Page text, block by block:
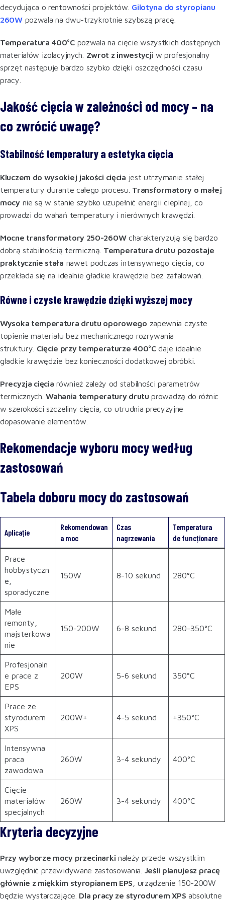
decydująca o rentowności projektów. Gilotyna do styropianu
260Wpozwala na dwu-trzykrotnie szybszą pracę.
Temperatura 400°Cpozwala na cięcie wszystkich dostępnych
materiałów izolacyjnych. Zwrot z inwestycji w profesjonalny
sprzęt następuje bardzo szybko dzięki oszczędności czasu
pracy.
Jakość cięcia w zależności od mocy – na
co zwrócić uwagę?
Stabilność temperatury a estetyka cięcia
Kluczem do wysokiej jakości cięcia jest utrzymanie stałej
temperatury durante całego procesu. Transformatory o małej
mocynie są w stanie szybko uzupełnić energii cieplnej, co
prowadzi do wahań temperatury i nierównych krawędzi.
Mocne transformatory 250-260Wcharakteryzują się bardzo
dobrą stabilnością termiczną. Temperatura drutu pozostaje
praktycznie stała nawet podczas intensywnego cięcia, co
przekłada się na idealnie gładkie krawędzie bez zafalowań.
Równe i czyste krawędzie dzięki wyższej mocy
Wysoka temperatura drutu oporowego zapewnia czyste
topienie materiału bez mechanicznego rozrywania
struktury. Cięcie przy temperaturze 400°Cdaje idealnie
gładkie krawędzie bez konieczności dodatkowej obróbki.
Precyzja cięcia również zależy od stabilności parametrów
termicznych.Wahania temperatury drutu prowadzą do różnic
w szerokości szczeliny cięcia, co utrudnia precyzyjne
dopasowanie elementów.
Rekomendacje wyboru mocy według
zastosowań
Tabela doboru mocy do zastosowań
Aplicație
Rekomendowan
a moc
Czas
nagrzewania
Temperatura
de funcționare
Prace
hobbystyczn
e,
sporadyczne
150W 8-10 sekund 280°C
Małe
remonty,
majsterkowa
nie
150-200W 6-8 sekund 280-350°C
Profesjonaln
e prace z
EPS
200W 5-6 sekund 350°C
Prace ze
styrodurem
XPS
200W+ 4-5 sekund +350°C
Intensywna
praca
zawodowa
260W 3-4 sekundy 400°C
Cięcie
materiałów
specjalnych
260W 3-4 sekundy 400°C
Kryteria decyzyjne
Przy wyborze mocy przecinarki należy przede wszystkim
uwzględnić przewidywane zastosowania. Jeśli planujesz pracę
głównie z miękkim styropianem EPS , urządzenie 150-200W
będzie wystarczające. Dla pracy ze styrodurem XPS absolutne